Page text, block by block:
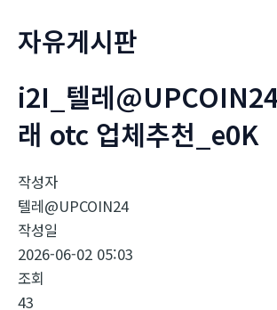
자유게시판
i2I_텔레
래 otc 업체추천_e0K
작성자
텔레@UPCOIN24
작성일
2026-06-02 05:03
조회
43